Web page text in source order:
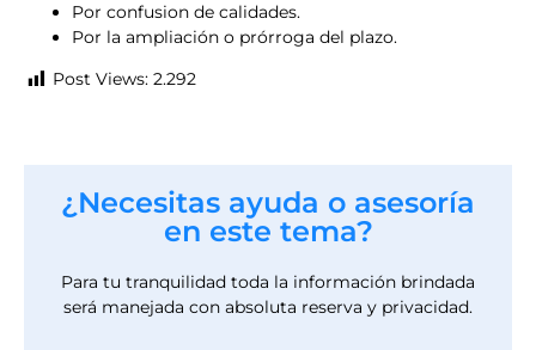
Por confusion de calidades.
Por la ampliación o prórroga del plazo.
Post Views: 2.292
¿Necesitas ayuda o asesoría
en este tema?
Para tu tranquilidad toda la información brindada
será manejada con absoluta reserva y privacidad.